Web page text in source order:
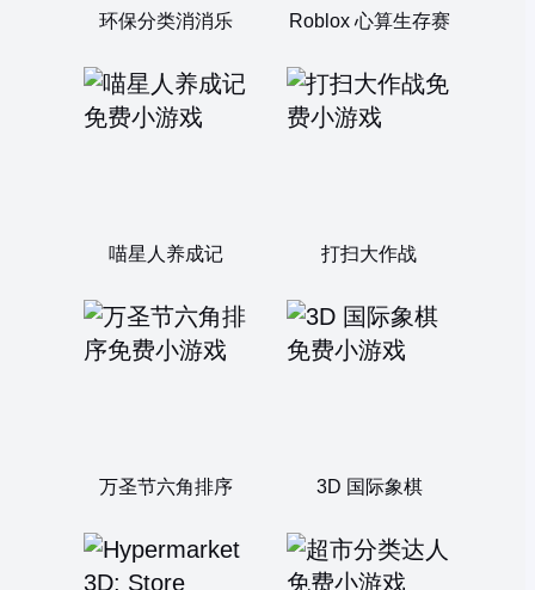
环保分类消消乐 Roblox 心算生存赛
喵星人养成记 打扫大作战
万圣节六角排序 3D 国际象棋